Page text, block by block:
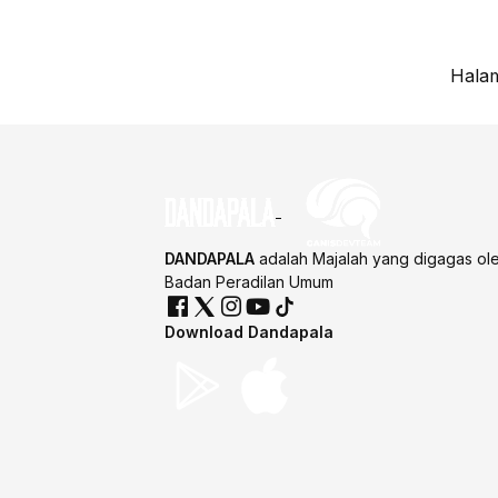
DANDAPALA adalah Majalah yang digagas
Badan Peradilan Umum
Download Dandapala